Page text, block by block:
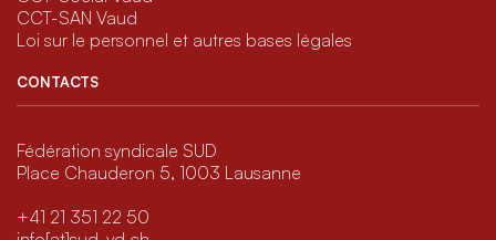
CCT-SAN Vaud
Loi sur le personnel et autres bases légales
CONTACTS
Fédération syndicale SUD
Place Chauderon 5, 1003 Lausanne
+41 21 351 22 50